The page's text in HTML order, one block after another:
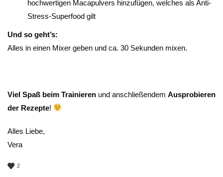
hochwertigen Macapulvers hinzufügen, welches als Anti-
Stress-Superfood gilt
Und so geht’s:
Alles in einen Mixer geben und ca. 30 Sekunden mixen.
Viel Spaß beim Trainieren und anschließendem Ausprobieren
der Rezepte!
Alles Liebe,
Vera
2